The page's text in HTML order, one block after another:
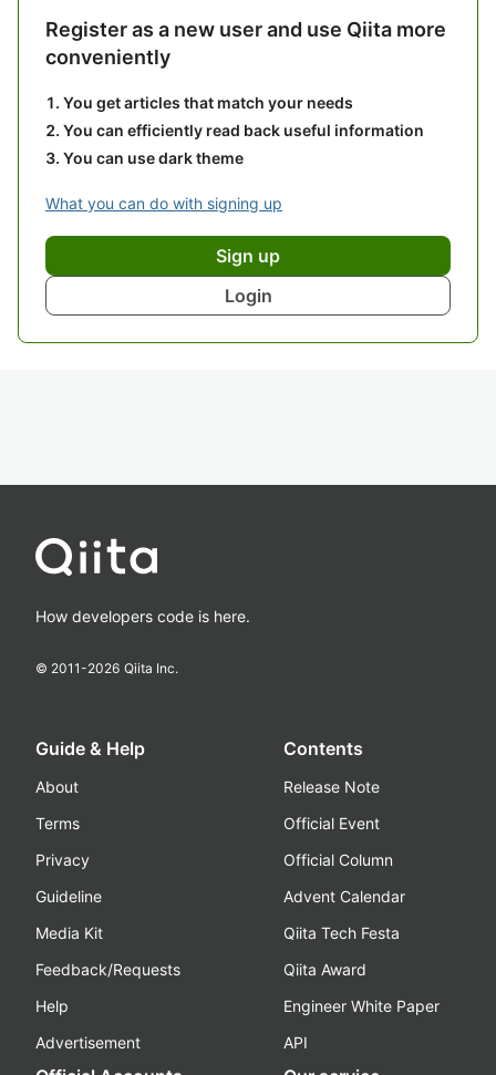
Register as a new user and use Qiita more
conveniently
You get articles that match your needs
You can efficiently read back useful information
You can use dark theme
What you can do with signing up
Sign up
Login
How developers code is here.
© 2011-2026 Qiita Inc.
Guide & Help
About
Terms
Privacy
Guideline
Media Kit
Feedback/Requests
Help
Advertisement
Contents
Release Note
Official Event
Official Column
Advent Calendar
Qiita Tech Festa
Qiita Award
Engineer White Paper
API